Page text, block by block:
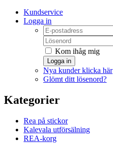
Kundservice
Logga in
Kom ihåg mig
Logga in
Nya kunder klicka här
Glömt ditt lösenord?
Kategorier
Rea på stickor
Kalevala utförsälning
REA-korg